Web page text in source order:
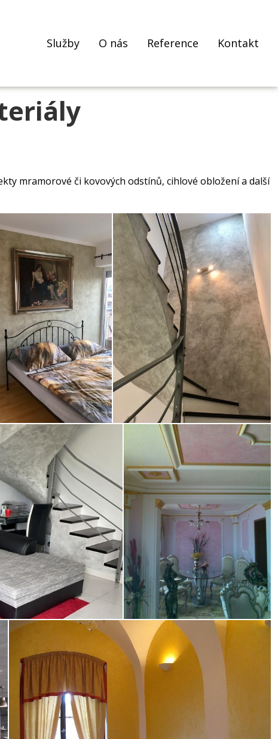
Služby O nás Reference Kontakt
mramorové či kovových odstínů, cihlové obložení a další